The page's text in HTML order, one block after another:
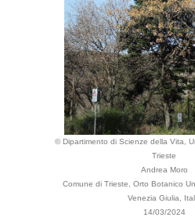
© Dipartimento di Scienze della Vita,
Trieste
Andrea Moro
Comune di Trieste, Orto Botanico
Venezia Giulia,
14/03/2024